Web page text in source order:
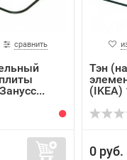
сравнить
Тэн
(IKEA)
0 руб.